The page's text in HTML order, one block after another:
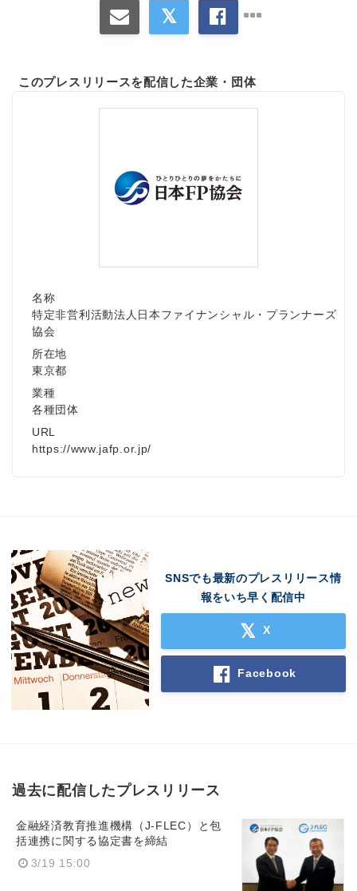
このプレスリリースを配信した企業・団体
名称
特定非営利活動法人日本ファイナンシャル・プランナーズ
協会
所在地
東京都
業種
各種団体
URL
https://www.jafp.or.jp/
SNSでも最新のプレスリリース情
報をいち早く配信中
X
Facebook
過去に配信したプレスリリース
金融経済教育推進機構（J-FLEC）と包
括連携に関する協定書を締結
3/19 15:00